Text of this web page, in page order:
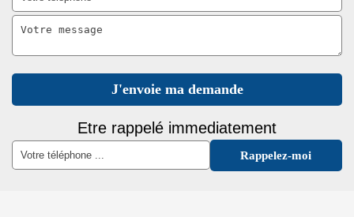
Etre rappelé immediatement